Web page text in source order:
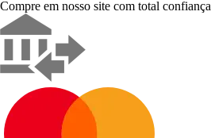
Compre em nosso site com total confiança